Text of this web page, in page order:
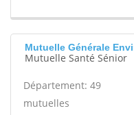
Mutuelle Générale
Mutuelle Santé Sénior
Département: 49
mutuelles